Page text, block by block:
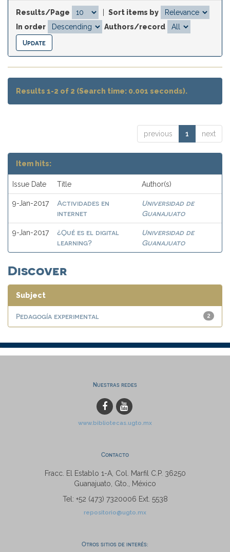
Results/Page
Sort items by
In order
Authors/record
Results 1-2 of 2 (Search time: 0.001 seconds).
previous 1 next
Item hits:
Issue Date Title Author(s)
9-Jan-2017
Actividades en
internet
Universidad de
Guanajuato
9-Jan-2017
¿Qué es el digital
learning?
Universidad de
Guanajuato
Discover
Subject
2
Pedagogía experimental
Nuestras redes
www.bibliotecas.ugto.mx
Contacto
Fracc. El Establo 1-A, Col. Marfil C.P. 36250
Guanajuato, Gto., México
Tel: +52 (473) 7320006 Ext. 5538
repositorio@ugto.mx
Otros sitios de interés: